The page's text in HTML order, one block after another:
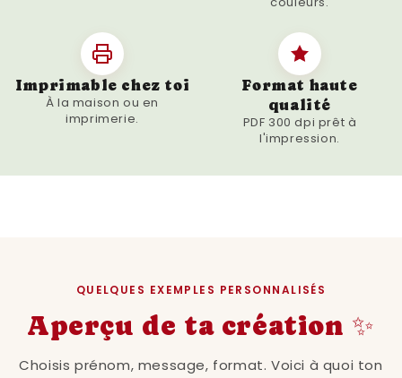
Imprimable chez toi
À la maison ou en
imprimerie.
Format haute
qualité
PDF 300 dpi prêt à
l'impression.
QUELQUES EXEMPLES PERSONNALISÉS
Aperçu de ta création ✨
Choisis prénom, message, format. Voici à quoi ton